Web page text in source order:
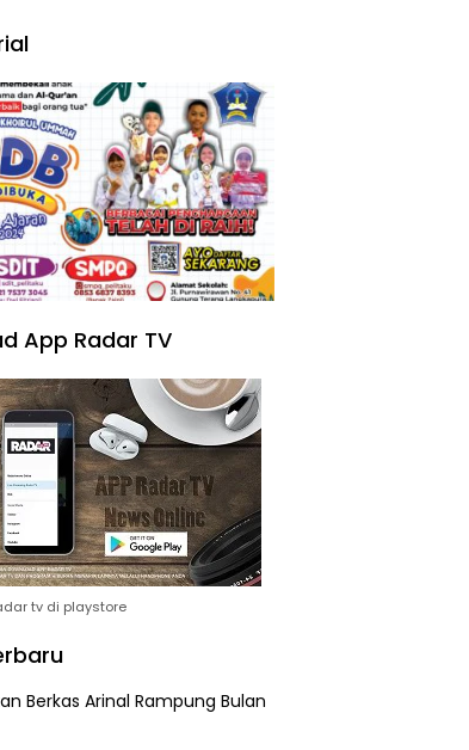
App Radar TV
tv di playstore
Berkas Arinal Rampung Bulan